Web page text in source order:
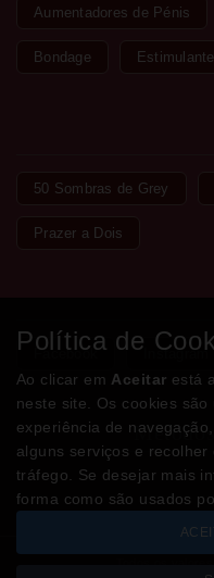
Aumentadores de Pénis
Bondage
50 Sombras de Grey
Prazer a Dois
Facebook Instagram
Política de
Ao clicar em Aceitar está
neste site. Os cookies
experiência de
alguns serviços e
tráfego. Se desejar mais
forma como são usados